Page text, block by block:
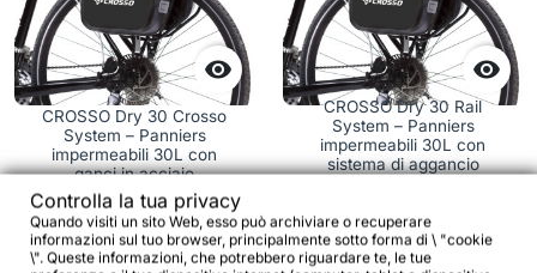

CROSSO Dry 30 Crosso
System – Panniers
impermeabili 30L con
ganci in acciaio
63,51 €

CROSSO Dry 30 Rail
System – Panniers
impermeabili 30L con
sistema di aggancio
111,93 €
Controlla la tua privacy
Quando visiti un sito Web, esso può archiviare o recuperare
informazioni sul tuo browser, principalmente sotto forma di \ "cookie
\". Queste informazioni, che potrebbero riguardare te, le tue